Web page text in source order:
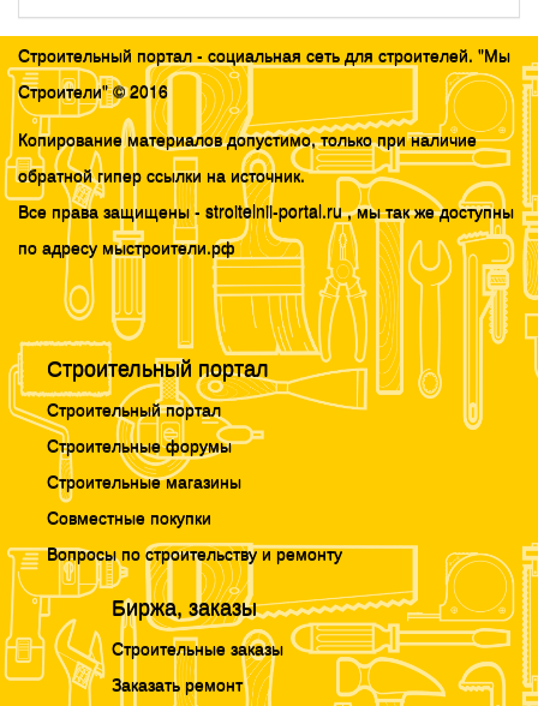
Строительный портал - социальная сеть для строителей. "Мы
Строители" © 2016
Копирование материалов допустимо, только при наличие
обратной гипер ссылки на источник.
Все права защищены - stroitelnii-portal.ru , мы так же доступны
по адресу мыстроители.рф
Строительный портал
Строительный портал
Строительные форумы
Строительные магазины
Совместные покупки
Вопросы по строительству и ремонту
Биржа, заказы
Строительные заказы
Заказать ремонт